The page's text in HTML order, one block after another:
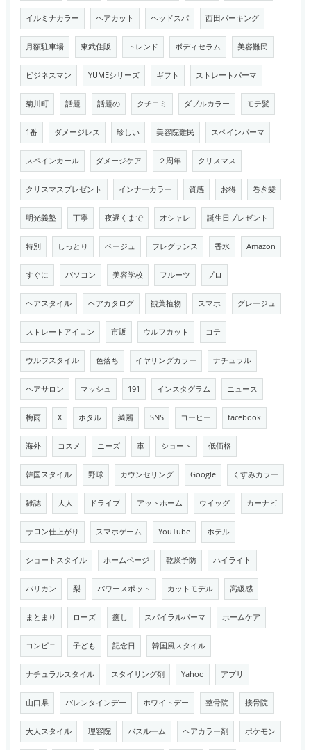
イルミナカラー ヘアカット ヘッドスパ 西田パーキング
月額駐車場 東武住販 トレンド ボディセラム 美容難民
ビジネスマン YUMEシリーズ ギフト ストレートパーマ
菊川町 話題 話題の クチコミ ダブルカラー モテ髪
1番 ダメージレス 珍しい 美容院難民 スペインパーマ
スペインカール ダメージケア ２周年 クリスマス
クリスマスプレゼント インナーカラー 質感 お得 巻き髪
明光義塾 丁寧 夜遅くまで オシャレ 誕生日プレゼント
特別 しっとり ベージュ フレグランス 香水 Amazon
すぐに パソコン 美容学校 フルーツ プロ
ヘアスタイル ヘアカタログ 観葉植物 スマホ グレージュ
ストレートアイロン 市販 ウルフカット コテ
ウルフスタイル 色落ち イヤリングカラー ナチュラル
ヘアサロン マッシュ 191 インスタグラム ニュース
梅雨 X ホタル 綺麗 SNS コーヒー facebook
海外 コスメ ニーズ 車 ショート 低価格
韓国スタイル 野球 カウンセリング Google くすみカラー
雑誌 大人 ドライブ アットホーム ウイッグ カーナビ
サロン仕上がり スマホゲーム YouTube ホテル
ショートスタイル ホームページ 乾燥予防 ハイライト
バリカン 梨 パワースポット カットモデル 高級感
まとまり ローズ 癒し スパイラルパーマ ホームケア
コンビニ 子ども 記念日 韓国風スタイル
ナチュラルスタイル スタイリング剤 Yahoo アプリ
山口県 バレンタインデー ホワイトデー 整骨院 接骨院
大人スタイル 理容院 バスルーム ヘアカラー剤 ポケモン